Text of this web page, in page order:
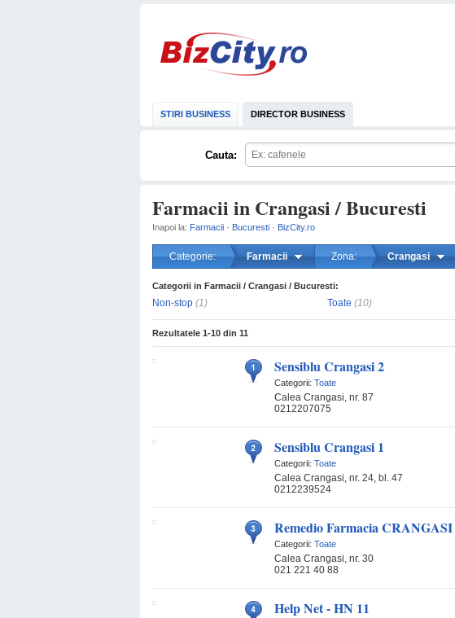
STIRI BUSINESS DIRECTOR BUSINESS
Cauta:
Farmacii in Crangasi / Bucuresti
Inapoi la: Farmacii · Bucuresti · BizCity.ro
Categorie: Farmacii Zona: Crangasi
Categorii in Farmacii / Crangasi / Bucuresti:
Non-stop (1) Toate (10)
Rezultatele 1-10 din 11
Sensiblu Crangasi 2
Categorii: Toate
Calea Crangasi, nr. 87
0212207075
Sensiblu Crangasi 1
Categorii: Toate
Calea Crangasi, nr. 24, bl. 47
0212239524
Remedio Farmacia CRANGASI
Categorii: Toate
Calea Crangasi, nr. 30
021 221 40 88
Help Net - HN 11